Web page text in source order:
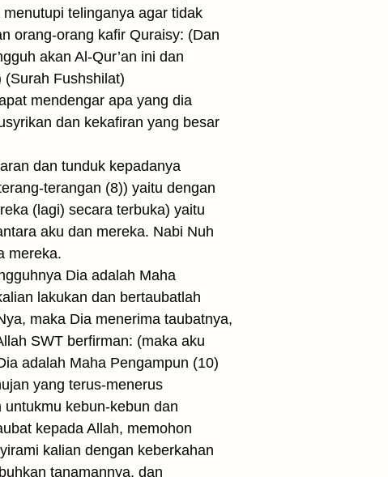
telinganya agar tidak
orang-orang kafir Quraisy: (Dan
akan Al-Qur’an ini dan
Fushshilat)
mendengar apa yang dia
dan kekafiran yang besar
dan tunduk kepadanya
terangan (8)) yaitu dengan
(lagi) secara terbuka) yaitu
aku dan mereka. Nabi Nuh
mereka.
Dia adalah Maha
lakukan dan bertaubatlah
maka Dia menerima taubatnya,
SWT berfirman: (maka aku
adalah Maha Pengampun (10)
yang terus-menerus
kebun-kebun dan
kepada Allah, memohon
kalian dengan keberkahan
tanamannya, dan